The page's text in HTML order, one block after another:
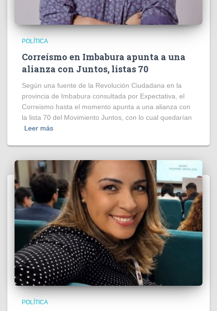
POLÍTICA
Correísmo en Imbabura apunta a una
alianza con Juntos, listas 70
Según una fuente de la Revolución Ciudadana en la
provincia de Imbabura consultada por Expectativa, el
Correismo hasta el momento apunta a una alianza con
la lista 70 del Movimiento Juntos, con lo cual quedarían
Leer más
POLÍTICA